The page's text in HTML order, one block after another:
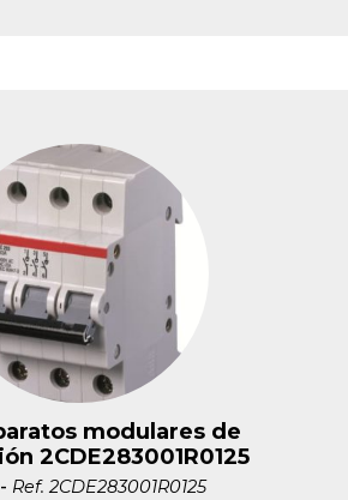
modulares de
2CDE283001R0125
- Ref.2CDE283001R0125